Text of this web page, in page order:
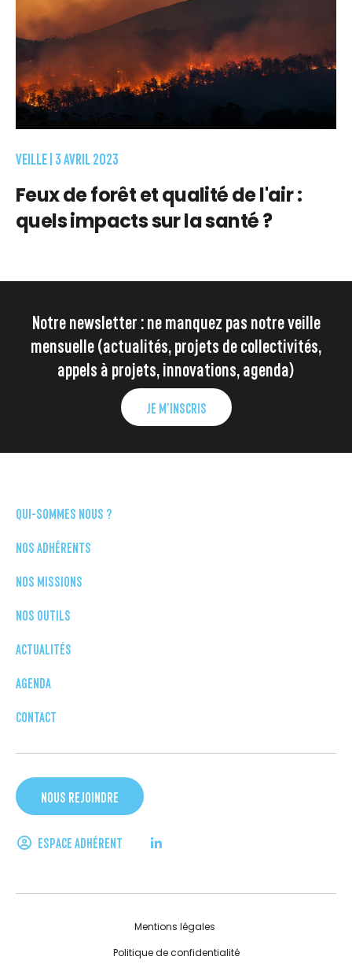
VEILLE | 3 AVRIL 2023
Feux de forêt et qualité de l'air :
quels impacts sur la santé ?
Notre newsletter : ne manquez pas notre veille
mensuelle (actualités, projets de collectivités,
appels à projets, innovations, agenda)
JE M’INSCRIS
QUI-SOMMES NOUS ?
NOS ADHÉRENTS
NOS MISSIONS
NOS OUTILS
ACTUALITÉS
AGENDA
CONTACT
NOUS REJOINDRE
ESPACE ADHÉRENT
Mentions légales
Politique de confidentialité